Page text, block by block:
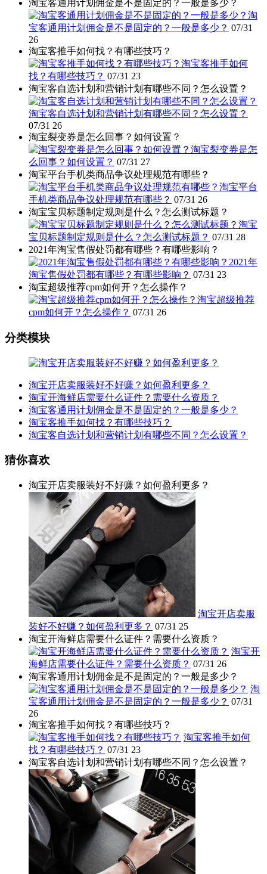
淘宝客通用计划佣金是不是固定的？一般是多少？
淘
宝客通用计划佣金是不是固定的？一般是多少？ 07/31
26
淘宝客推手如何找？有哪些技巧？
淘宝客推手如何
找？有哪些技巧？ 07/31 23
淘宝客自选计划和营销计划有哪些不同？怎么设置？
淘宝客自选计划和营销计划有哪些不同？怎么设置？
07/31 26
淘宝裂变券是怎么回事？如何设置？
淘宝裂变券是怎
么回事？如何设置？ 07/31 27
淘宝平台手机类商品争议处理规范有哪些？
淘宝平台
手机类商品争议处理规范有哪些？ 07/31 26
淘宝宝贝标题制定规则是什么？怎么测试标题？
淘宝
宝贝标题制定规则是什么？怎么测试标题？ 07/31 28
2021年淘宝售假处罚都有哪些？有哪些影响？
2021年
淘宝售假处罚都有哪些？有哪些影响？ 07/31 23
淘宝超级推荐cpm如何开？怎么操作？
淘宝超级推荐
cpm如何开？怎么操作？ 07/31 26
分类模块
淘宝开店卖服装好不好赚？如何盈利更多？
淘宝开海鲜店需要什么证件？需要什么资质？
淘宝客通用计划佣金是不是固定的？一般是多少？
淘宝客推手如何找？有哪些技巧？
淘宝客自选计划和营销计划有哪些不同？怎么设置？
猜你喜欢
淘宝开店卖服装好不好赚？如何盈利更多？
淘宝开店卖服
装好不好赚？如何盈利更多？ 07/31 25
淘宝开海鲜店需要什么证件？需要什么资质？
淘宝开
海鲜店需要什么证件？需要什么资质？ 07/31 26
淘宝客通用计划佣金是不是固定的？一般是多少？
淘
宝客通用计划佣金是不是固定的？一般是多少？ 07/31
26
淘宝客推手如何找？有哪些技巧？
淘宝客推手如何
找？有哪些技巧？ 07/31 23
淘宝客自选计划和营销计划有哪些不同？怎么设置？